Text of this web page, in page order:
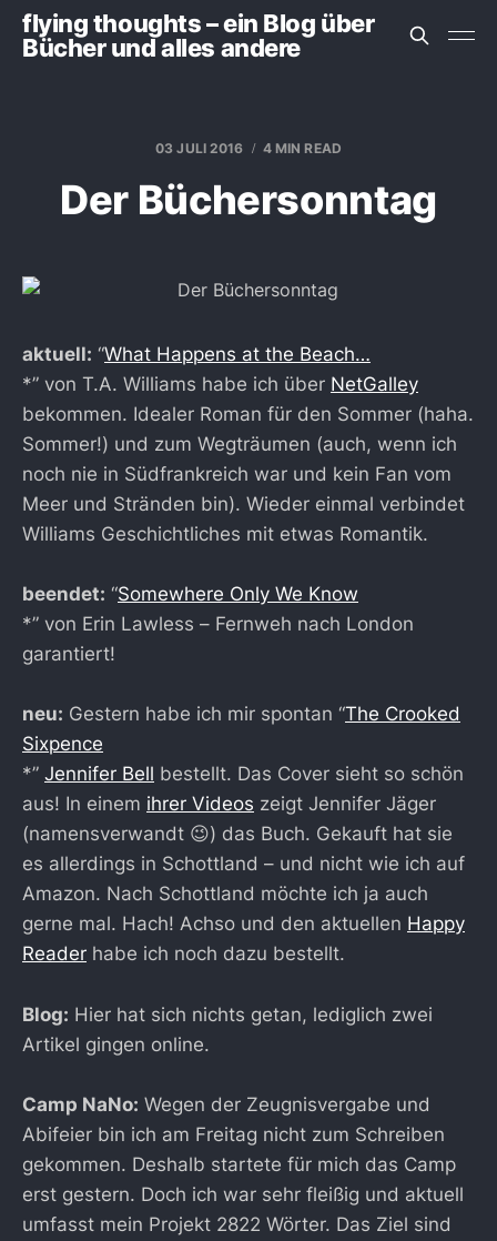
flying thoughts – ein Blog über
Bücher und alles andere
03 JULI 2016 4 MIN READ
Der Büchersonntag
aktuell: “What Happens at the Beach…
*” von T.A. Williams habe ich über NetGalley
bekommen. Idealer Roman für den Sommer (haha.
Sommer!) und zum Wegträumen (auch, wenn ich
noch nie in Südfrankreich war und kein Fan vom
Meer und Stränden bin). Wieder einmal verbindet
Williams Geschichtliches mit etwas Romantik.
beendet: “Somewhere Only We Know
*” von Erin Lawless – Fernweh nach London
garantiert!
neu: Gestern habe ich mir spontan “The Crooked
Sixpence
*” Jennifer Bell bestellt. Das Cover sieht so schön
aus! In einem ihrer Videos zeigt Jennifer Jäger
(namensverwandt 😉) das Buch. Gekauft hat sie
es allerdings in Schottland – und nicht wie ich auf
Amazon. Nach Schottland möchte ich ja auch
gerne mal. Hach! Achso und den aktuellen Happy
Reader habe ich noch dazu bestellt.
Blog: Hier hat sich nichts getan, lediglich zwei
Artikel gingen online.
Camp NaNo: Wegen der Zeugnisvergabe und
Abifeier bin ich am Freitag nicht zum Schreiben
gekommen. Deshalb startete für mich das Camp
erst gestern. Doch ich war sehr fleißig und aktuell
umfasst mein Projekt 2822 Wörter. Das Ziel sind